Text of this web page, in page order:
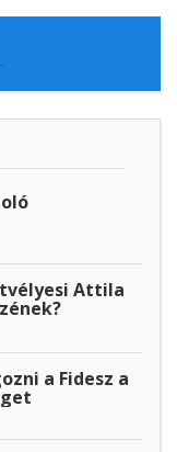
Attila
a Fidesz a